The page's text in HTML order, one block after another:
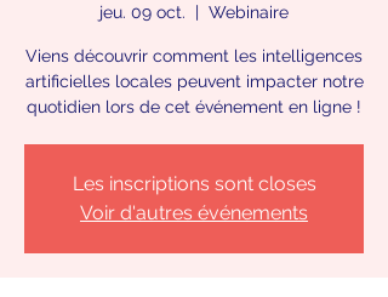
jeu. 09 oct.
  |
Webinaire
Viens découvrir comment les intelligences
artificielles locales peuvent impacter notre
quotidien lors de cet événement en ligne !
Les inscriptions sont closes
Voir d'autres événements